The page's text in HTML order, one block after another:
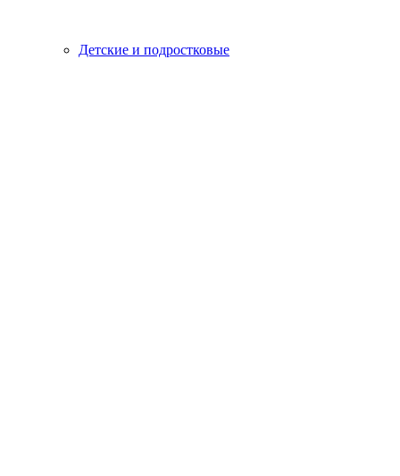
Детские и подростковые